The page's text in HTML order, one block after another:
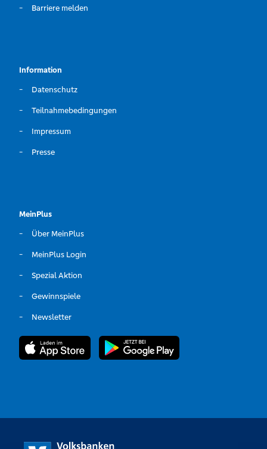
Barriere melden
Information
Datenschutz
Teilnahmebedingungen
Impressum
Presse
MeinPlus
Über MeinPlus
MeinPlus Login
Spezial Aktion
Gewinnspiele
Newsletter